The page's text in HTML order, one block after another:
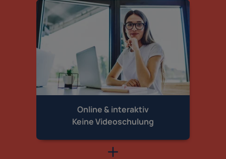
Online & interaktiv
Keine Videoschulung